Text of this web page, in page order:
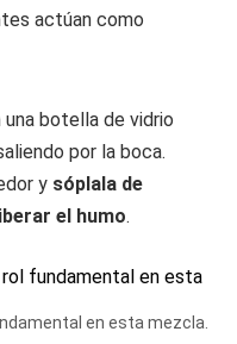
actúan como
botella de vidrio
por la boca.
y sóplala de
el humo.
en esta mezcla.